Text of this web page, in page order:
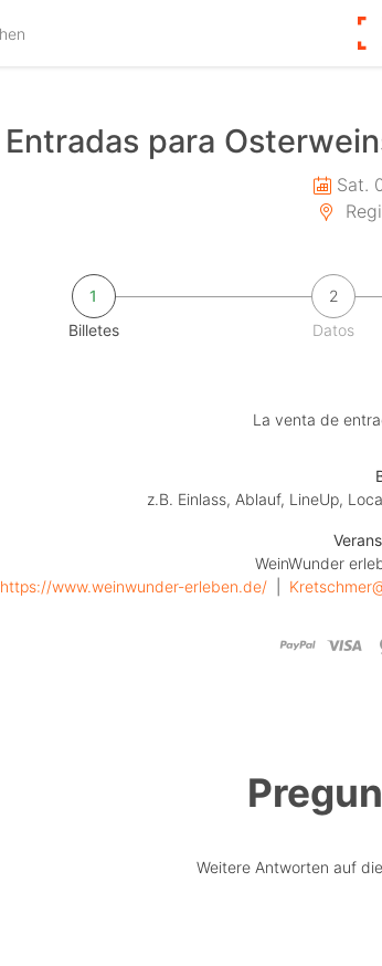
Entradas para
Sat.
1
Billetes
2
Datos
La venta de
z.B. Einlass, Ablauf, LineUp,
WeinWunder
https://www.weinwunder-erleben.de/
  |
Weitere Antworten auf